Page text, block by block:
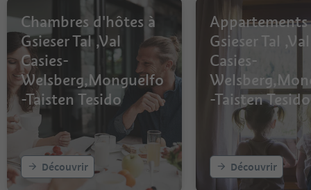
Chambres d'hôtes à
Gsieser Tal ,Val
Casies-
Welsberg,Monguelfo
-Taisten Tesido
Découvrir
Appartements
Gsieser Tal ,Val
Casies-
-Taisten Tesido
Découvrir